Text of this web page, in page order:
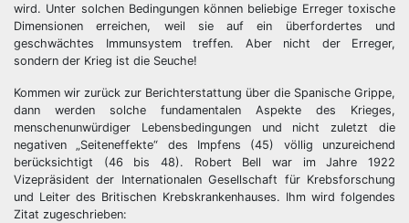
wird. Unter solchen Bedingungen können beliebige Erreger toxische
Dimensionen erreichen, weil sie auf ein überfordertes und
geschwächtes Immunsystem treffen. Aber nicht der Erreger,
sondern der Krieg ist die Seuche!
Kommen wir zurück zur Berichterstattung über die Spanische Grippe,
dann werden solche fundamentalen Aspekte des Krieges,
menschenunwürdiger Lebensbedingungen und nicht zuletzt die
negativen „Seiteneffekte“ des Impfens (45) völlig unzureichend
berücksichtigt (46 bis 48). Robert Bell war im Jahre 1922
Vizepräsident der Internationalen Gesellschaft für Krebsforschung
und Leiter des Britischen Krebskrankenhauses. Ihm wird folgendes
Zitat zugeschrieben: